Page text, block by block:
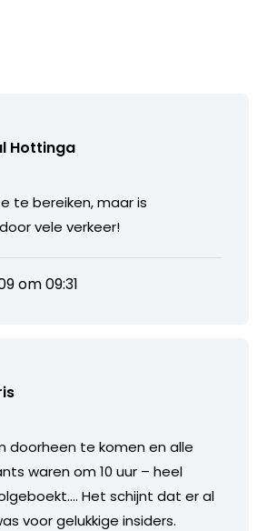
Hottinga
te bereiken, maar is
vele verkeer!
om 09:31
doorheen te komen en alle
waren om 10 uur – heel
Het schijnt dat er al
voor gelukkige insiders.